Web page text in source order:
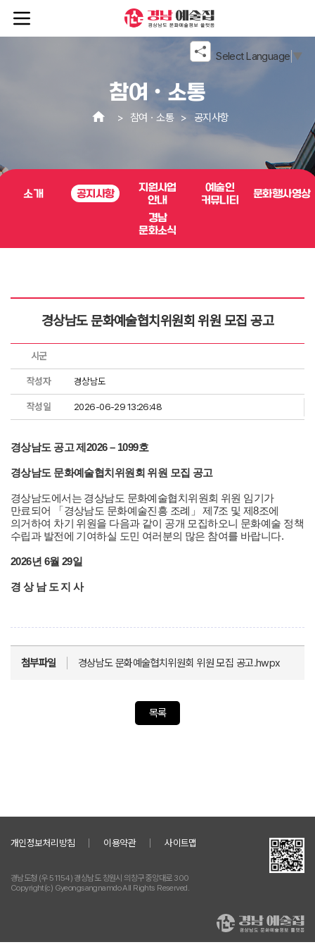
본문 바로가기
메뉴 바로가기
Select Language ▼
참여ㆍ소통
참여ㆍ소통 공지사항
소개 공지사항
지원사업
안내
예술인
커뮤니티
문화행사영상
경남
문화소식
경상남도 문화예술협치위원회 위원 모집 공고
시군
작성자 경상남도
작성일 2026-06-29 13:26:48
경상남도 공고 제2026 – 1099호
경상남도 문화예술협치위원회 위원 모집 공고
경상남도에서는 경상남도 문화예술협치위원회 위원 임기가
만료되어 「경상남도 문화예술진흥 조례」 제7조 및 제8조에
의거하여 차기 위원을 다음과 같이 공개 모집하오니 문화예술 정책
수립과 발전에 기여하실 도민 여러분의 많은 참여를 바랍니다.
2026년 6월 29일
경 상 남 도 지 사
첨부파일 경상남도 문화예술협치위원회 위원 모집 공고.hwpx
목록
개인정보처리방침 이용약관 사이트맵
경남도청 (우 51154) 경상남도 창원시 의창구 중앙대로 300
Copyright(c) Gyeongsangnamdo All Rights Reserved.